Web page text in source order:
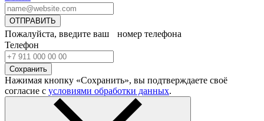
ОТПРАВИТЬ
Пожалуйста, введите ваш номер телефона
Телефон
Сохранить
Нажимая кнопку «Сохранить», вы подтверждаете своё
согласие с условиями обработки данных.